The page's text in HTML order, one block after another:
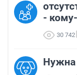
-
30 742